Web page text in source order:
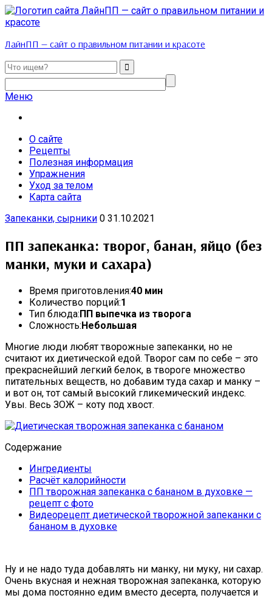
ЛайнПП — сайт о правильном питании и красоте
Меню
О сайте
Рецепты
Полезная информация
Упражнения
Уход за телом
Карта сайта
Запеканки, сырники 0 31.10.2021
ПП запеканка: творог, банан, яйцо (без
манки, муки и сахара)
Время приготовления:40 мин
Количество порций:1
Тип блюда:ПП выпечка из творога
Сложность:Небольшая
Многие люди любят творожные запеканки, но не
считают их диетической едой. Творог сам по себе – это
прекраснейший легкий белок, в твороге множество
питательных веществ, но добавим туда сахар и манку –
и вот он, тот самый высокий гликемический индекс.
Увы. Весь ЗОЖ – коту под хвост.
Содержание
Ингредиенты
Расчёт калорийности
ПП творожная запеканка с бананом в духовке —
рецепт с фото
Видеорецепт диетической творожной запеканки с
бананом в духовке
Ну и не надо туда добавлять ни манку, ни муку, ни сахар.
Очень вкусная и нежная творожная запеканка, которую
мы дома постоянно едим вместо десерта, получается и